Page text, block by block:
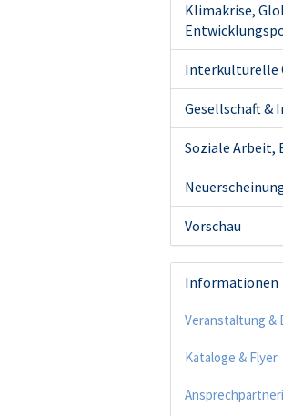
Klimakrise,
Interkulturelle
Gesellschaft &
Soziale Arbeit,
Vorschau
Informationen
Veranstaltung &
Kataloge & Flyer